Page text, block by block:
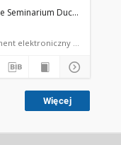
Seminarium Duchowne w
dokument elektroniczny czasopismo
Więcej